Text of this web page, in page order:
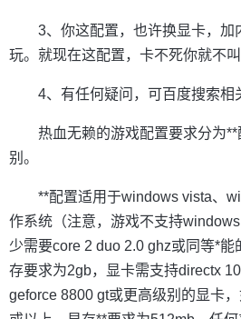
3、你这配置，也许换显卡，加
玩。就现在这配置，卡不死你就不叫
4、有任何疑问，可百度搜索相
热血无赖的游戏配置要求分为
别。
**配置适用于windows vista、
作系统（注意，游戏不支持
少需要core 2 duo 2.0 ghz或同等*能
存要求为2gb，显卡需支持directx
geforce 8800 gt或更高级别的显卡